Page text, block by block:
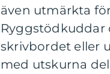
även utmärkta
Ryggstödkuddar
skrivbordet eller
med utskurna